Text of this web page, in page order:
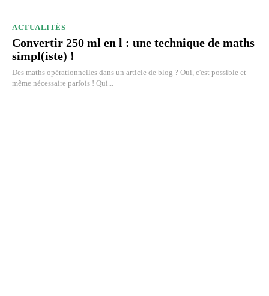
ACTUALITÉS
Convertir 250 ml en l : une technique de maths
simpl(iste) !
Des maths opérationnelles dans un article de blog ? Oui, c'est possible et
même nécessaire parfois ! Qui...